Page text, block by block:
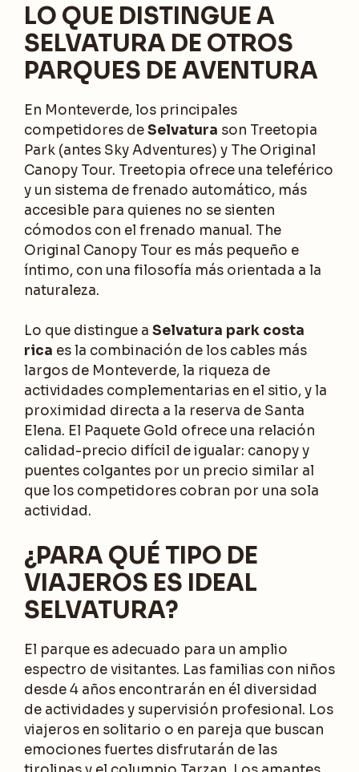
LO QUE DISTINGUE A
SELVATURA DE OTROS
PARQUES DE AVENTURA
En Monteverde, los principales
competidores deSelvatura son Treetopia
Park (antes Sky Adventures) y The Original
Canopy Tour. Treetopia ofrece una teleférico
y un sistema de frenado automático, más
accesible para quienes no se sienten
cómodos con el frenado manual. The
Original Canopy Tour es más pequeño e
íntimo, con una filosofía más orientada a la
naturaleza.
Lo que distingue a Selvatura park costa
rica es la combinación de los cables más
largos de Monteverde, la riqueza de
actividades complementarias en el sitio, y la
proximidad directa a la reserva de Santa
Elena. El Paquete Gold ofrece una relación
calidad-precio difícil de igualar: canopy y
puentes colgantes por un precio similar al
que los competidores cobran por una sola
actividad.
¿PARA QUÉ TIPO DE
VIAJEROS ES IDEAL
SELVATURA?
El parque es adecuado para un amplio
espectro de visitantes. Las familias con niños
desde 4 años encontrarán en él diversidad
de actividades y supervisión profesional. Los
viajeros en solitario o en pareja que buscan
emociones fuertes disfrutarán de las